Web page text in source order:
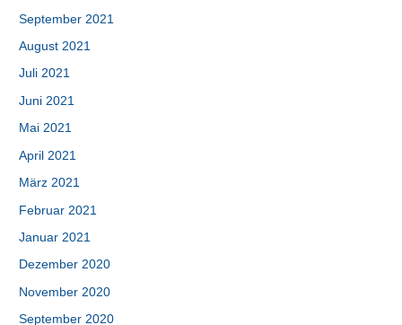
September 2021
August 2021
Juli 2021
Juni 2021
Mai 2021
April 2021
März 2021
Februar 2021
Januar 2021
Dezember 2020
November 2020
September 2020